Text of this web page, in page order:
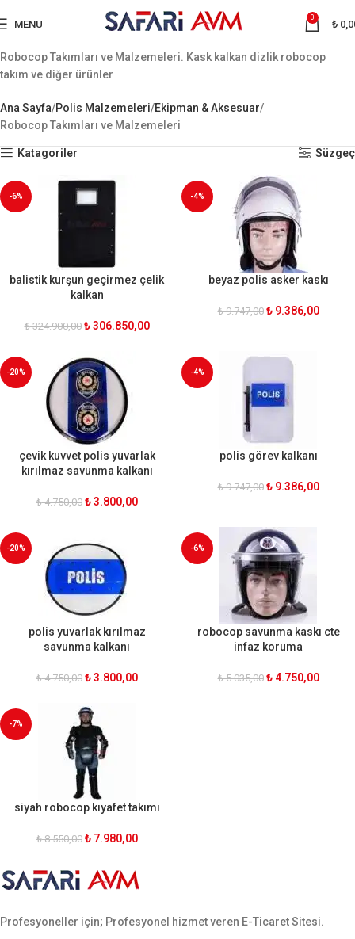
MENU
0
₺
Robocop Takımları ve Malzemeleri. Kask kalkan dizlik robocop
takım ve diğer ürünler
Ana Sayfa Polis Malzemeleri Ekipman & Aksesuar
Robocop Takımları ve Malzemeleri
Katagoriler Süzgeç
-6%
balistik kurşun geçirmez çelik
kalkan
₺324.900,00 ₺306.850,00
-4%
beyaz polis asker kaskı
₺9.747,00 ₺9.386,00
-20%
çevik kuvvet polis yuvarlak
kırılmaz savunma kalkanı
₺4.750,00 ₺3.800,00
-4%
polis görev kalkanı
₺9.747,00 ₺9.386,00
-20%
polis yuvarlak kırılmaz
savunma kalkanı
₺4.750,00 ₺3.800,00
-6%
robocop savunma kaskı cte
infaz koruma
₺5.035,00 ₺4.750,00
-7%
siyah robocop kıyafet takımı
₺8.550,00 ₺7.980,00
Profesyoneller için; Profesyonel hizmet veren E-Ticaret Sitesi.